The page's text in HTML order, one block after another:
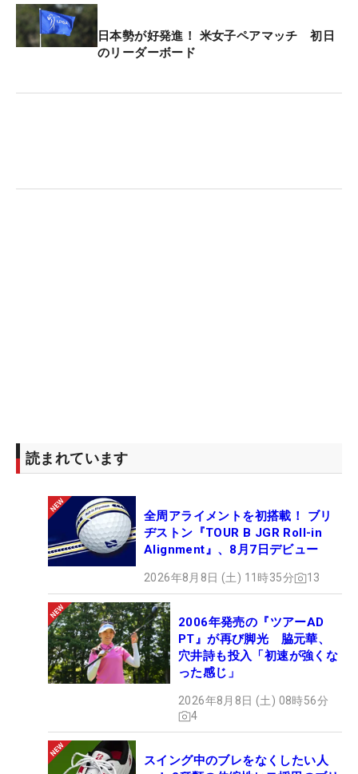
日本勢が好発進！ 米女子ペアマッチ 初日
のリーダーボード
読まれています
全周アライメントを初搭載！ ブリ
ヂストン『TOUR B JGR Roll-in
Alignment』、8月7日デビュー
2026年8月8日 (土) 11時35分 13
2006年発売の『ツアーAD
PT』が再び脚光 脇元華、
穴井詩も投入「初速が強くな
った感じ」
2026年8月8日 (土) 08時56分
4
スイング中のブレをなくしたい人